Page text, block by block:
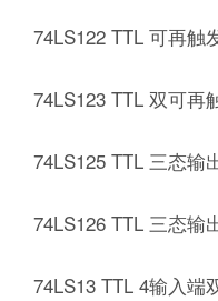
74LS122 TTL 可再触
74LS123 TTL 双可再
74LS125 TTL 三态输
74LS126 TTL 三态输
74LS13 TTL 4输入端